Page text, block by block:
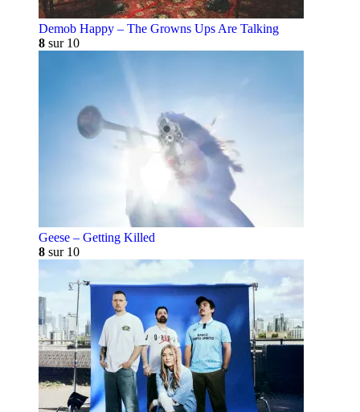
Demob Happy – The Growns Ups Are Talking
8 sur 10
Geese – Getting Killed
8 sur 10